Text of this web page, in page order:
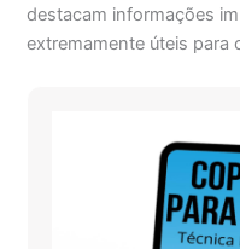
destacam informações
extremamente úteis para